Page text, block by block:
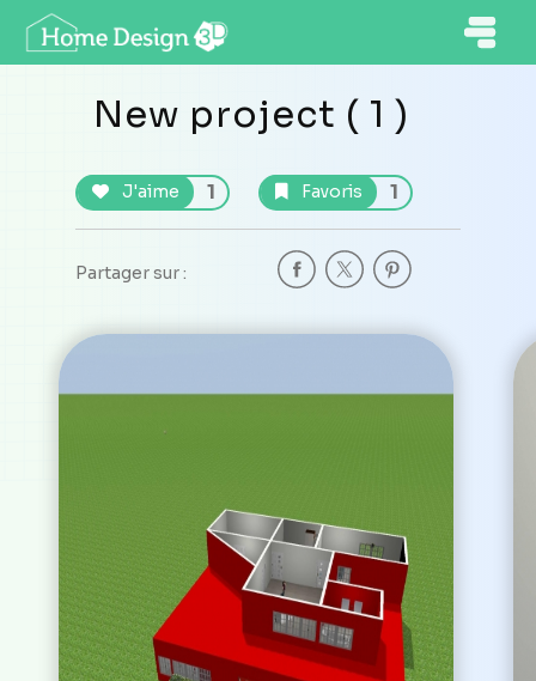
New project ( 1 )
J'aime 1 Favoris 1
Partager sur :